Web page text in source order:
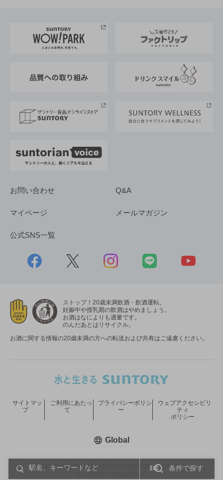
条件で探す
地域情報
サントリーサンバーズ大阪
サントリーが考えるサステナビリティ経営
企業概要
採用情報
お問い合わせ Q&A
マイページ メールマガジン
公式SNS一覧
ストップ！20歳未満飲酒・飲酒運転。
妊娠中や授乳期の飲酒はやめましょう。
お酒はなによりも適量です。
のんだあとはリサイクル。
お酒に関する情報の20歳未満の方への転送および共有はご遠慮ください。
COPYRIGHT © SUNTORY HOLDINGS LIMITED.
サイトマッ
プ
ご利用にあたっ
て
プライバシーポリシ
ー
ウェブアクセシビリ
ティ
ポリシー
Global新しいウィンドウで開く